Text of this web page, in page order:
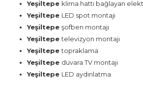
Yeşiltepe klima hattı bağlayan
Yeşiltepe LED spot montajı
Yeşiltepe şofben montajı
Yeşiltepetelevizyon montajı
Yeşiltepetopraklama
Yeşiltepe duvara TV montajı
Yeşiltepe LED aydınlatma